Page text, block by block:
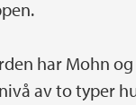
har Mohn
av to typer